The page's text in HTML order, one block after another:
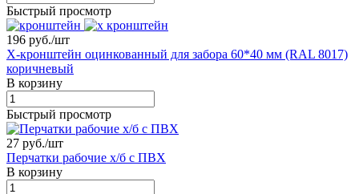
Быстрый просмотр
196 руб./шт
X-кронштейн оцинкованный для забора 60*40 мм (RAL 8017)
коричневый
В корзину
Быстрый просмотр
27 руб./шт
Перчатки рабочие х/б с ПВХ
В корзину